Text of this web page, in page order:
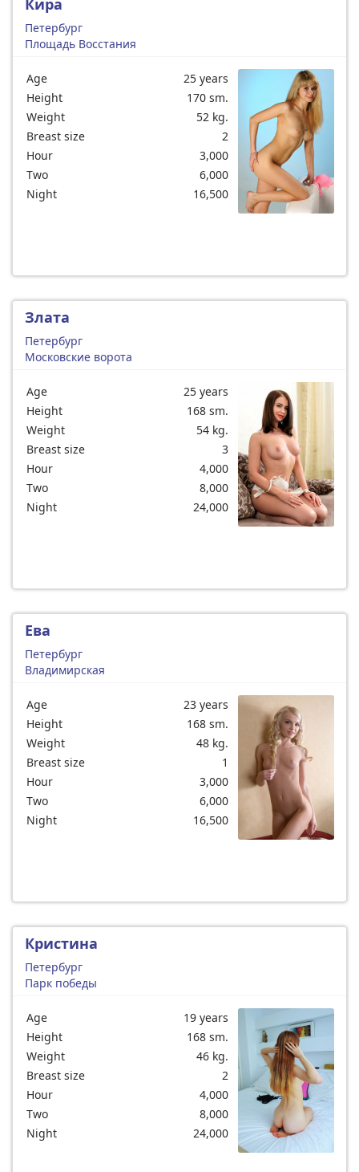
Кира
Петербург
Площадь Восстания
Age
25 years
Height
170 sm.
Weight
52 kg.
Breast size
2
Hour
3,000
Two
6,000
Night
16,500
Злата
Петербург
Московские ворота
Age
25 years
Height
168 sm.
Weight
54 kg.
Breast size
3
Hour
4,000
Two
8,000
Night
24,000
Ева
Петербург
Владимирская
Age
23 years
Height
168 sm.
Weight
48 kg.
Breast size
1
Hour
3,000
Two
6,000
Night
16,500
Кристина
Петербург
Парк победы
Age
19 years
Height
168 sm.
Weight
46 kg.
Breast size
2
Hour
4,000
Two
8,000
Night
24,000